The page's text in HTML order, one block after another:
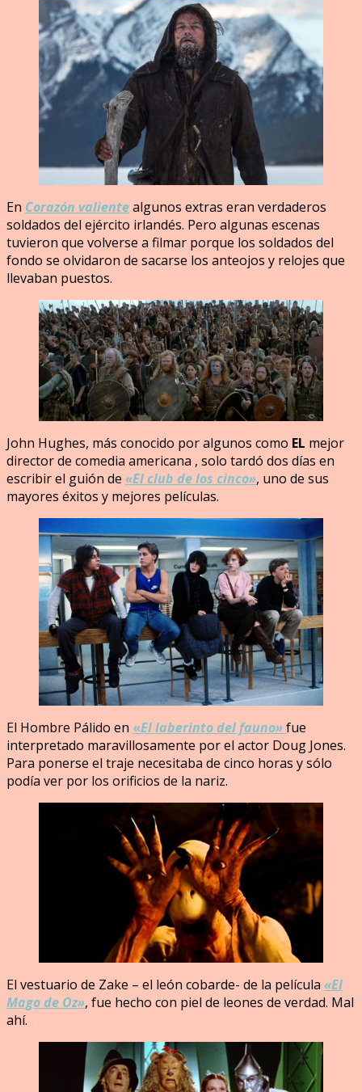
En Corazón valientealgunos extras eran verdaderos
soldados del ejército irlandés. Pero algunas escenas
tuvieron que volverse a filmar porque los soldados del
fondo se olvidaron de sacarse los anteojos y relojes que
llevaban puestos.
John Hughes, más conocido por algunos como EL mejor
director de comedia americana , solo tardó dos días en
escribir el guión de «El club de los cinco», uno de sus
mayores éxitos y mejores películas.
El Hombre Pálido en «El laberinto del fauno»fue
interpretado maravillosamente por el actor Doug Jones.
Para ponerse el traje necesitaba de cinco horas y sólo
podía ver por los orificios de la nariz.
El vestuario de Zake – el león cobarde- de la película «El
Mago de Oz», fue hecho con piel de leones de verdad. Mal
ahí.